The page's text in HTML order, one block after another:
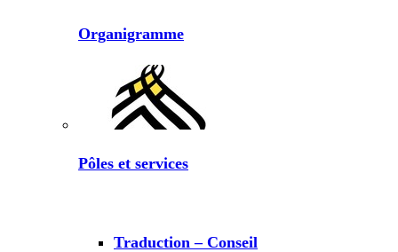
Organigramme
Pôles et services
Traduction – Conseil